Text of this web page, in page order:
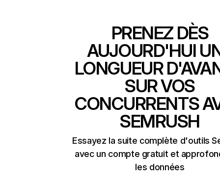
PRENEZ DÈS
AUJOURD'HUI
LONGUEUR
SUR VOS
CONCURRENTS
SEMRUSH
Essayez la suite complète d'outils
avec un compte gratuit et
les données